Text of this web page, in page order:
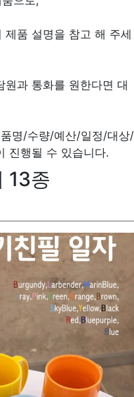
품 설명을 참고 해 주세
과 통화를 원한다면 대
명/수량/예산/일정/대상/
진행될 수 있습니다.
13종